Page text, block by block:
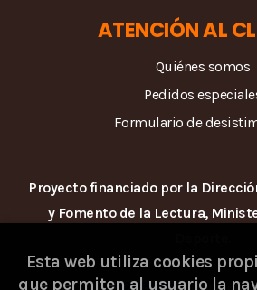
ATENCIÓN AL
Quiénes somos
Pedidos
Formulario de
Proyecto financiado por la
y Fomento de la Lectura,
Esta web utiliza cookies
que permiten al usuario la